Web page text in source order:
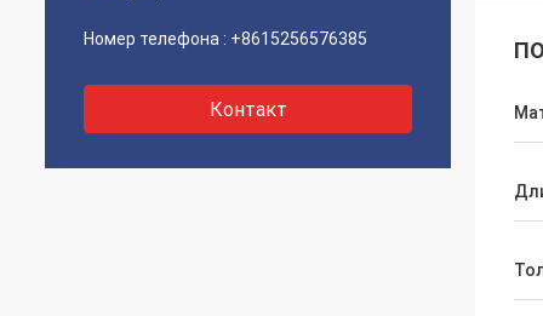
Номер телефона : +8615256576385
Контакт